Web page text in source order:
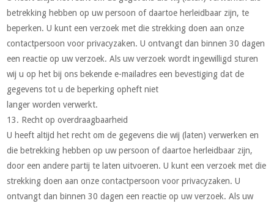
betrekking hebben op uw persoon of daartoe herleidbaar zijn, te
beperken. U kunt een verzoek met die strekking doen aan onze
contactpersoon voor privacyzaken. U ontvangt dan binnen 30 dagen
een reactie op uw verzoek. Als uw verzoek wordt ingewilligd sturen
wij u op het bij ons bekende e-mailadres een bevestiging dat de
gegevens tot u de beperking opheft niet
langer worden verwerkt.
13. Recht op overdraagbaarheid
U heeft altijd het recht om de gegevens die wij (laten) verwerken en
die betrekking hebben op uw persoon of daartoe herleidbaar zijn,
door een andere partij te laten uitvoeren. U kunt een verzoek met die
strekking doen aan onze contactpersoon voor privacyzaken. U
ontvangt dan binnen 30 dagen een reactie op uw verzoek. Als uw